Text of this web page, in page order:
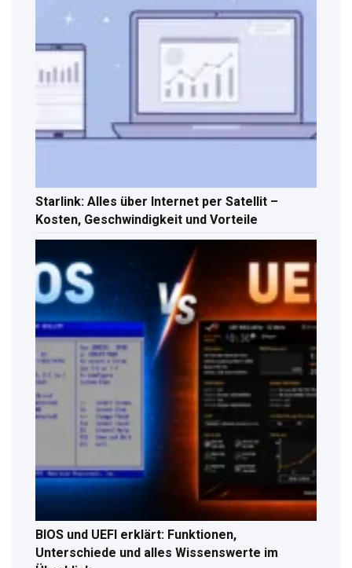
Starlink: Alles über Internet per Satellit –
Kosten, Geschwindigkeit und Vorteile
BIOS und UEFI erklärt: Funktionen,
Unterschiede und alles Wissenswerte im